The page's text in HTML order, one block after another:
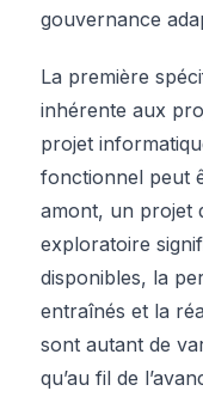
gouvernance
La première
inhérente aux
projet
fonctionnel peut
amont, un projet
exploratoire
disponibles, la
entraînés et la
sont autant de
qu’au fil de